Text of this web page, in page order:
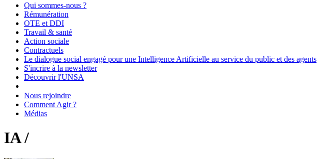
Qui sommes-nous ?
Rémunération
OTE et DDI
Travail & santé
Action sociale
Contractuels
Le dialogue social engagé pour une Intelligence Artificielle au service du public et des agents
S'incrire à la newsletter
Découvrir l'UNSA
Nous rejoindre
Comment Agir ?
Médias
IA /